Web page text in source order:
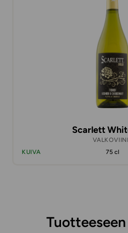
Scarlett
KUIVA
75 cl